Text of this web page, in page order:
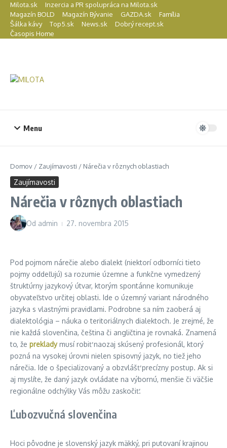
Preskočiť na obsah
Milota.sk
Inzercia a PR spolupráca na Milota.sk
Magazín BOLD
Magazín Bývanie GAZDA.sk
Família
Šálka kávy
Top5.sk News.sk
Dobrý recept.sk
Časopis Home
Menu
Domov / Zaujímavosti / Nárečia v rôznych oblastiach
Zaujímavosti
Nárečia v rôznych oblastiach
Od admin 27. novembra 2015
Pod pojmom nárečie alebo dialekt (niektorí odborníci tieto
pojmy oddeľujú) sa rozumie územne a funkčne vymedzený
štruktúrny jazykový útvar, ktorým spontánne komunikuje
obyvateľstvo určitej oblasti. Ide o územný variant národného
jazyka s vlastnými pravidlami. Podrobne sa ním zaoberá aj
dialektológia – náuka o teritoriálnych dialektoch. Je zrejmé, že
nie každá slovenčina, čeština či angličtina je rovnaká. Znamená
to, že prekladymusí robiť naozaj skúsený profesionál, ktorý
pozná na vysokej úrovni nielen spisovný jazyk, no tiež jeho
nárečia. Ide o špecializovaný a obzvlášť precízny postup. Ak si
aj myslíte, že daný jazyk ovládate na výbornú, menšie či väčšie
regionálne odchýlky Vás môžu zaskočiť.
Ľubozvučná slovenčina
Hoci pôvodne je slovenský jazyk mäkký, pri putovaní krajinou